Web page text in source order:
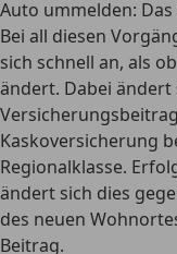
Auto ummelden:
Bei all diesen
sich schnell an, als
ändert. Dabei
Kaskoversicherung
Regionalklasse.
ändert sich dies
des neuen
Beitrag.